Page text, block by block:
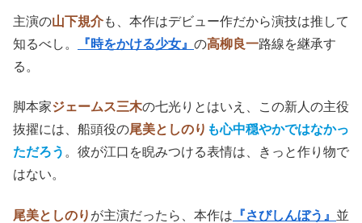
主演の山下規介も、本作はデビュー作だから演技は推して
知るべし。
『時をかける少女』 の高柳良一路線を継承す
る。
脚本家ジェームス三木の七光りとはいえ、この新人の主役
抜擢には、船頭役の尾美としのり も心中穏やかではなかっ
ただろう 。彼が江口を睨みつける表情は、きっと作り物で
はない。
尾美としのり が主演だったら、本作は 『さびしんぼう』 並